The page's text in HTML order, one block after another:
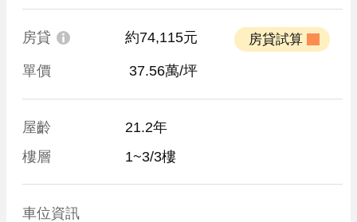
房貸 約74,115元
單價 37.56萬/坪
屋齡
21.2年
樓層
1~3/3樓
車位資訊